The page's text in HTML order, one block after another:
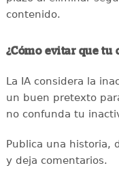
contenido.
¿Cómo evitar que tu
La IA considera la
un buen pretexto
no confunda tu
Publica una historia,
y deja comentarios.